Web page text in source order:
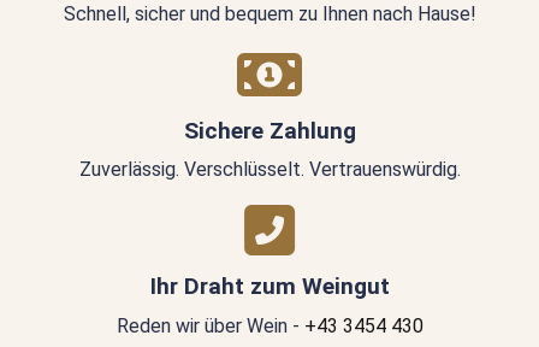
Schnell, sicher und bequem zu Ihnen nach Hause!
Sichere Zahlung
Zuverlässig. Verschlüsselt. Vertrauenswürdig.
Ihr Draht zum Weingut
Reden wir über Wein - +43 3454 430